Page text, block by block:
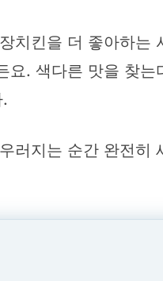
치킨을 더 좋아하는
요. 색다른 맛을 찾는
러지는 순간 완전히